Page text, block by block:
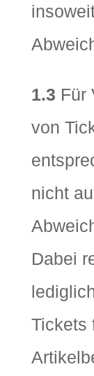
1.3 Für
von
nicht
Dabei
Tickets